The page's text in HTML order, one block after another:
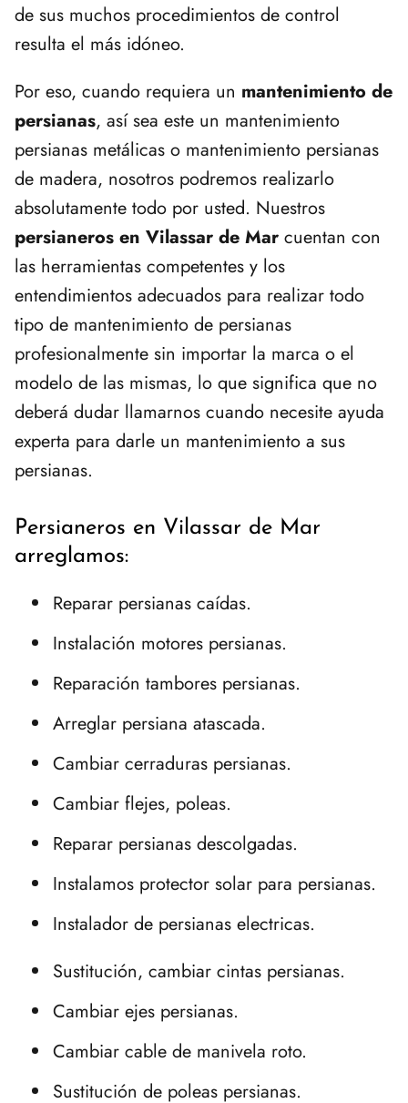
de sus muchos procedimientos de control
resulta el más idóneo.
Por eso, cuando requiera un mantenimiento de
persianas, así sea este un mantenimiento
persianas metálicas o mantenimiento persianas
de madera, nosotros podremos realizarlo
absolutamente todo por usted. Nuestros
persianeros en Vilassar de Mar cuentan con
las herramientas competentes y los
entendimientos adecuados para realizar todo
tipo de mantenimiento de persianas
profesionalmente sin importar la marca o el
modelo de las mismas, lo que significa que no
deberá dudar llamarnos cuando necesite ayuda
experta para darle un mantenimiento a sus
persianas.
Persianeros en Vilassar de Mar
arreglamos:
Reparar persianas caídas.
Instalación motores persianas.
Reparación tambores persianas.
Arreglar persiana atascada.
Cambiar cerraduras persianas.
Cambiar flejes, poleas.
Reparar persianas descolgadas.
Instalamos protector solar para persianas.
Instalador de persianas electricas.
Sustitución, cambiar cintas persianas.
Cambiar ejes persianas.
Cambiar cable de manivela roto.
Sustitución de poleas persianas.